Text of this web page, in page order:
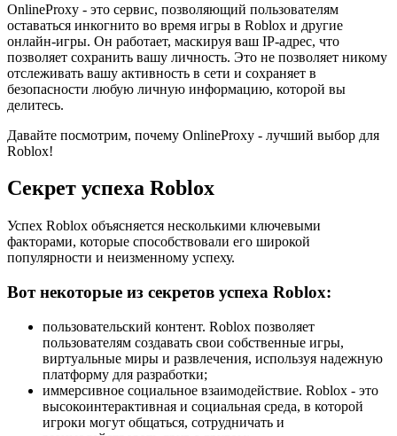
OnlineProxy - это сервис, позволяющий пользователям
оставаться инкогнито во время игры в Roblox и другие
онлайн-игры. Он работает, маскируя ваш IP-адрес, что
позволяет сохранить вашу личность. Это не позволяет никому
отслеживать вашу активность в сети и сохраняет в
безопасности любую личную информацию, которой вы
делитесь.
Давайте посмотрим, почему OnlineProxy - лучший выбор для
Roblox!
Секрет успеха Roblox
Успех Roblox объясняется несколькими ключевыми
факторами, которые способствовали его широкой
популярности и неизменному успеху.
Вот некоторые из секретов успеха Roblox:
пользовательский контент. Roblox позволяет
пользователям создавать свои собственные игры,
виртуальные миры и развлечения, используя надежную
платформу для разработки;
иммерсивное социальное взаимодействие. Roblox - это
высокоинтерактивная и социальная среда, в которой
игроки могут общаться, сотрудничать и